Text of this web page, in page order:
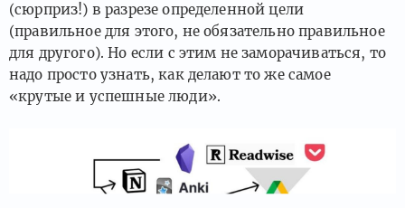
(сюрприз!) в разрезе определенной цели
(правильное для этого, не обязательно правильное
для другого). Но если с этим не заморачиваться, то
надо просто узнать, как делают то же самое
«крутые и успешные люди».